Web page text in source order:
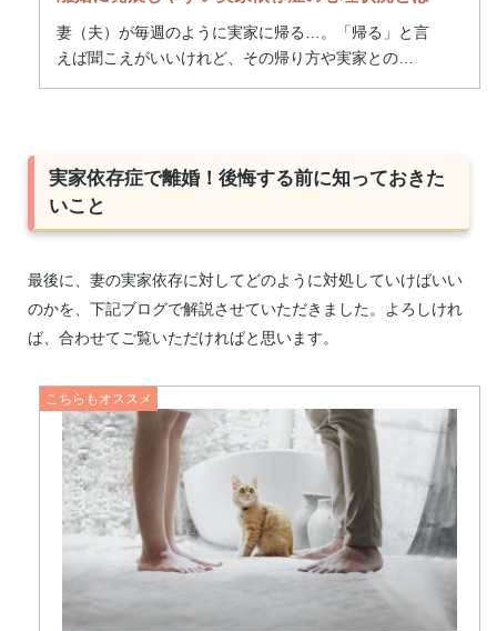
妻（夫）が毎週のように実家に帰る…。「帰る」と言
えば聞こえがいいけれど、その帰り方や実家との
実家依存症で離婚！後悔する前に知っておきた
いこと
最後に、妻の実家依存に対してどのように対処していけばいい
のかを、下記ブログで解説させていただきました。よろしけれ
ば、合わせてご覧いただければと思います。